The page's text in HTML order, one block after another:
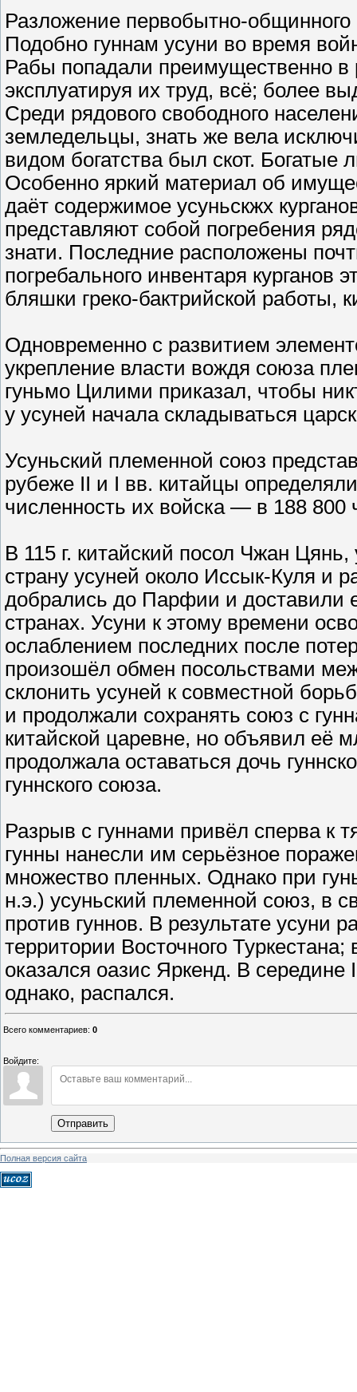
Разложение первобытно-общинного
Подобно гуннам усуни во время
Рабы попадали преимущественно в
эксплуатируя их труд, всё; более
Среди рядового свободного
земледельцы, знать же вела
видом богатства был скот.
Особенно яркий материал об
даёт содержимое усуньскжх
представляют собой погребения
знати. Последние расположены
погребального инвентаря курганов
бляшки греко-бактрийской работы,
Одновременно с развитием
укрепление власти вождя союза
гуньмо Цилими приказал, чтобы
у усуней начала складываться
Усуньский племенной союз
рубеже II и I вв. китайцы
численность их войска — в 188 800
В 115 г. китайский посол Чжан
страну усуней около Иссык-Куля и
добрались до Парфии и доставили
странах. Усуни к этому времени
ослаблением последних после
произошёл обмен посольствами
склонить усуней к совместной
и продолжали сохранять союз с
китайской царевне, но объявил её
продолжала оставаться дочь
гуннского союза.
Разрыв с гуннами привёл сперва к
гунны нанесли им серьёзное
множество пленных. Однако при
н.э.) усуньский племенной союз, в
против гуннов. В результате усуни
территории Восточного
оказался оазис Яркенд. В
однако, распался.
Всего комментариев: 0
Войдите:
Отправить
Полная версия сайта